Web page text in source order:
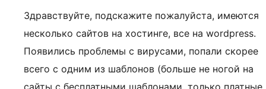
Здравствуйте, подскажите пожалуйста, имеются
несколько сайтов на хостинге, все на wordpress.
Появились проблемы с вирусами, попали скорее
всего с одним из шаблонов (больше не ногой на
сайты с бесплатными шаблонами, только платные